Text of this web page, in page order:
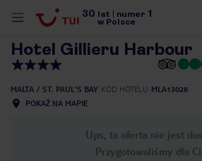
30 lat numer 1
w Polsce
Hotel Gillieru Harbour
MALTA ST. PAUL'S BAY KOD HOTELU MLA13028
POKAŻ NA MAPIE
Ups, ta oferta nie jest
Przygotowaliśmy dla